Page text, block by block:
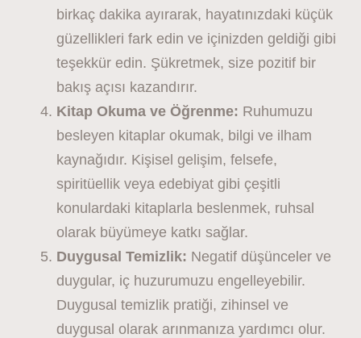
birkaç dakika ayırarak, hayatınızdaki küçük
güzellikleri fark edin ve içinizden geldiği gibi
teşekkür edin. Şükretmek, size pozitif bir
bakış açısı kazandırır.
Kitap Okuma ve Öğrenme: Ruhumuzu
besleyen kitaplar okumak, bilgi ve ilham
kaynağıdır. Kişisel gelişim, felsefe,
spiritüellik veya edebiyat gibi çeşitli
konulardaki kitaplarla beslenmek, ruhsal
olarak büyümeye katkı sağlar.
Duygusal Temizlik: Negatif düşünceler ve
duygular, iç huzurumuzu engelleyebilir.
Duygusal temizlik pratiği, zihinsel ve
duygusal olarak arınmanıza yardımcı olur.